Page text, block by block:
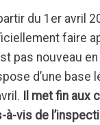
du 1er avril
faire
pas nouveau
d’une base
Il met fin aux
à-vis de